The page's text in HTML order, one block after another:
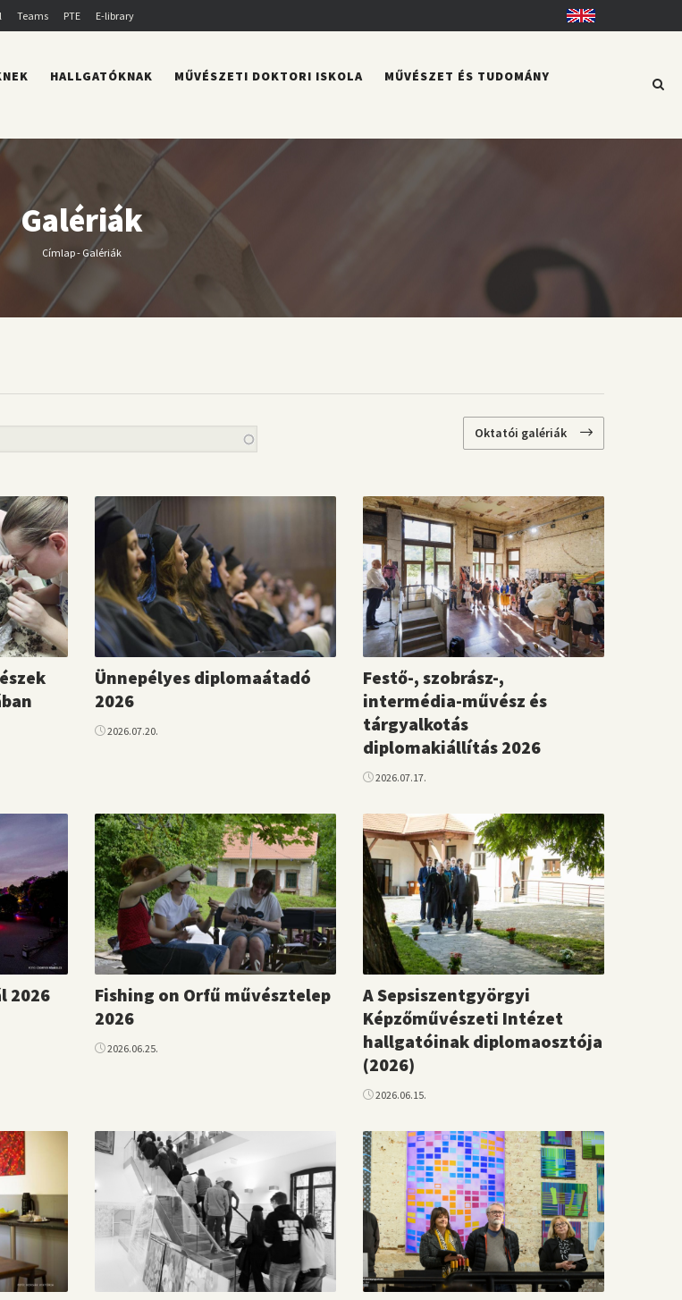
Teams PTE E-library English
HALLGATÓKNAK MŰVÉSZETI DOKTORI ISKOLA MŰVÉSZET ÉS TUDOMÁNY
Galériák
Morzsa
Címlap- Galériák
Oktatói galériák
Ünnepélyes diplomaátadó
2026
2026.07.20.
Festő-, szobrász-,
intermédia-művész és
tárgyalkotás
diplomakiállítás 2026
2026.07.17.
2026
Fishing on Orfű művésztelep
2026
2026.06.25.
A Sepsiszentgyörgyi
Képzőművészeti Intézet
hallgatóinak diplomaosztója
(2026)
2026.06.15.